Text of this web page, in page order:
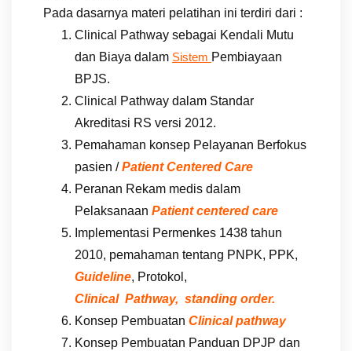
Pada dasarnya materi pelatihan ini terdiri dari :
Clinical Pathway sebagai Kendali Mutu
dan Biaya dalam Sistem Pembiayaan
BPJS.
Clinical Pathway dalam Standar
Akreditasi RS versi 2012.
Pemahaman konsep Pelayanan Berfokus
pasien /Patient Centered Care
Peranan Rekam medis dalam
Pelaksanaan Patient centered care
Implementasi Permenkes 1438 tahun
2010, pemahaman tentang PNPK, PPK,
Guideline, Protokol,
Clinical Pathway, standing order.
Konsep Pembuatan Clinical pathway
Konsep Pembuatan Panduan DPJP dan